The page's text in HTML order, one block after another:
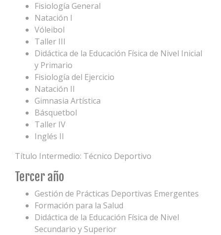
Fisiología General
Natación I
Vóleibol
Taller III
Didáctica de la Educación Física de Nivel Inicial
y Primario
Fisiología del Ejercicio
Natación II
Gimnasia Artística
Básquetbol
Taller IV
Inglés II
Título Intermedio: Técnico Deportivo
Tercer año
Gestión de Prácticas Deportivas Emergentes
Formación para la Salud
Didáctica de la Educación Física de Nivel
Secundario y Superior